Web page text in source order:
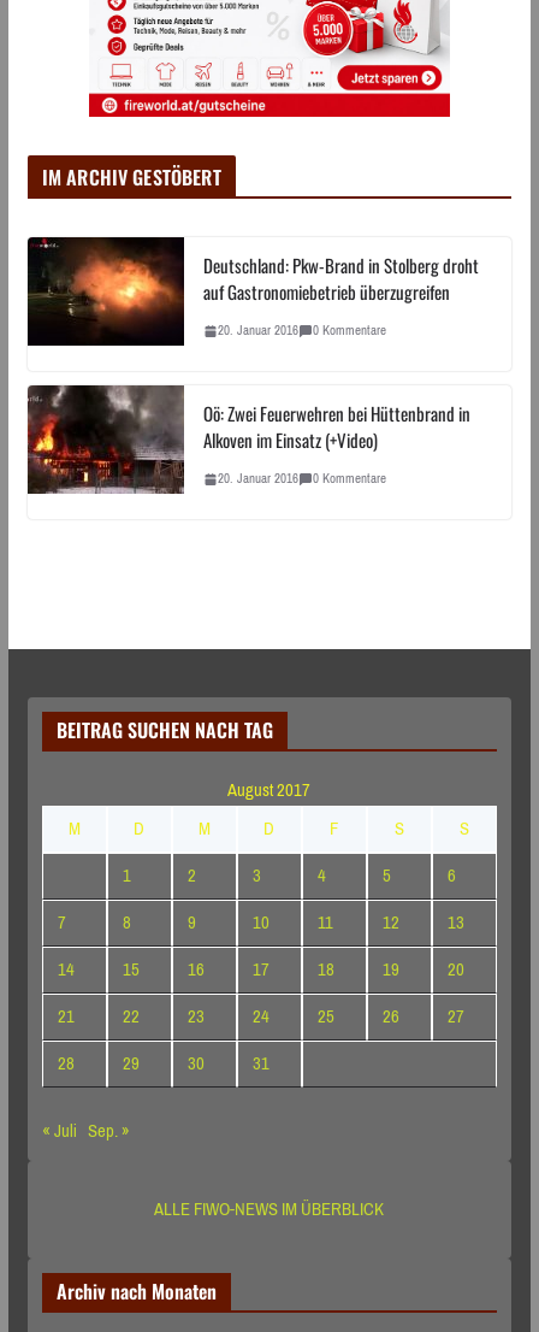
IM ARCHIV GESTÖBERT
Deutschland: Pkw-Brand in Stolberg droht
auf Gastronomiebetrieb überzugreifen
20. Januar 2016 0 Kommentare
Oö: Zwei Feuerwehren bei Hüttenbrand in
Alkoven im Einsatz (+Video)
20. Januar 2016 0 Kommentare
BEITRAG SUCHEN NACH TAG
August 2017
M
D M D F S
S
1
2 3 4 5
6
7
8 9 10 11 12
13
14
15 16 17 18 19
20
21
22 23 24 25 26
27
28
29 30
31
« Juli Sep. »
ALLE FIWO-NEWS IM ÜBERBLICK
Archiv nach Monaten